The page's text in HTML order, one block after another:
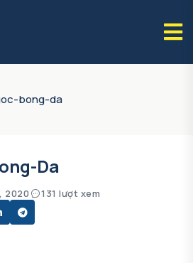
bong-da
Da
2020 131 lượt xem